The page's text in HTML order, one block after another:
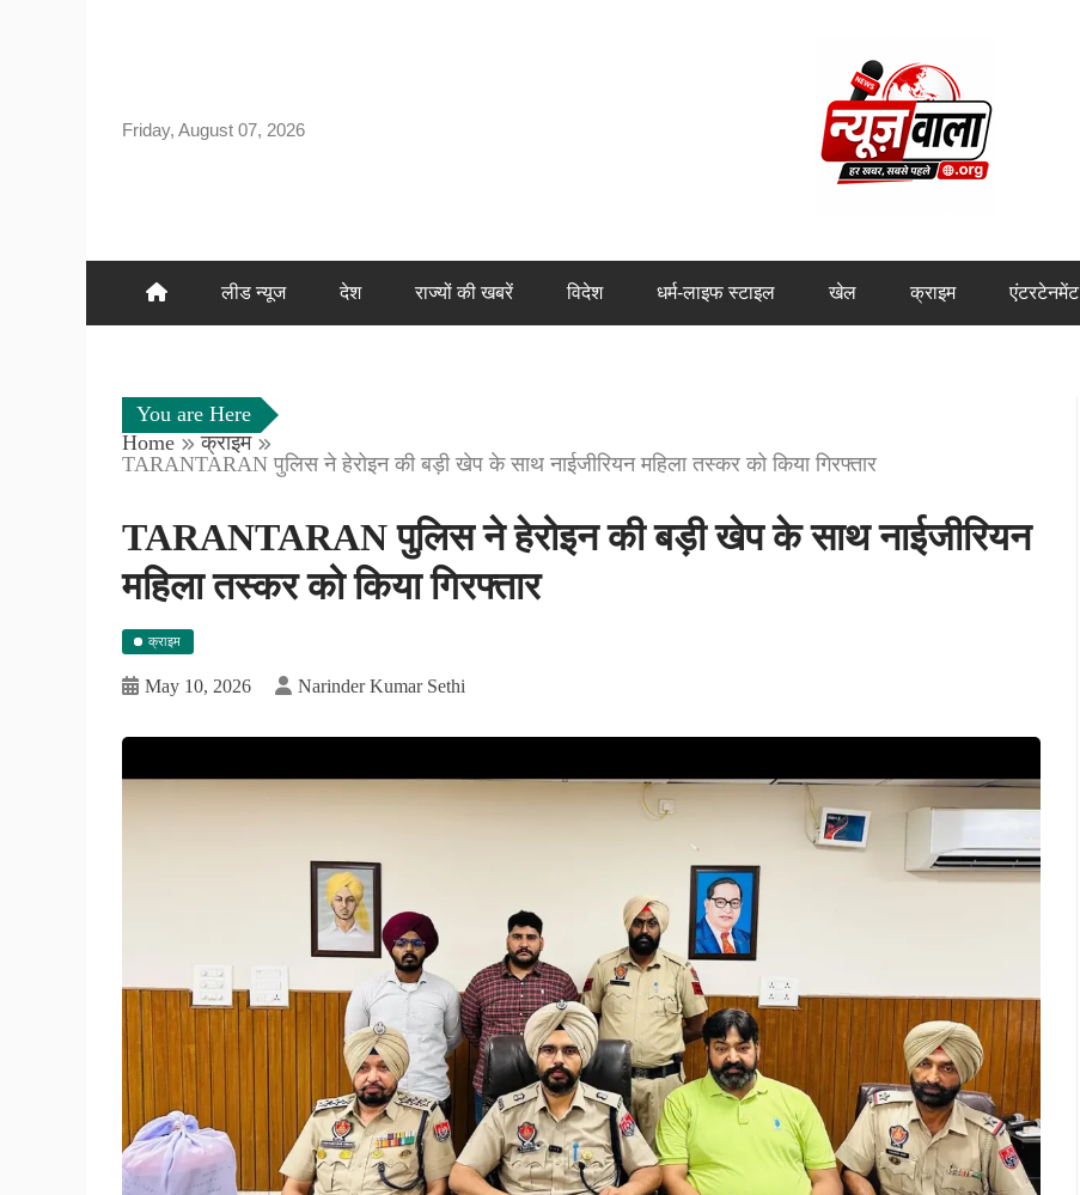
Friday, August 07, 2026
लीड न्यूज देश राज्यों की खबरें विदेश धर्म-लाइफ स्टाइल खेल क्राइम एंटरटेनमेंट
You are Here
Home
क्राइम
TARANTARAN पुलिस ने हेरोइन की बड़ी खेप के साथ नाईजीरियन महिला तस्कर को किया गिरफ्तार
TARANTARAN पुलिस ने हेरोइन की बड़ी खेप के साथ नाईजीरियन
महिला तस्कर को किया गिरफ्तार
क्राइम
May 10, 2026 Narinder Kumar Sethi